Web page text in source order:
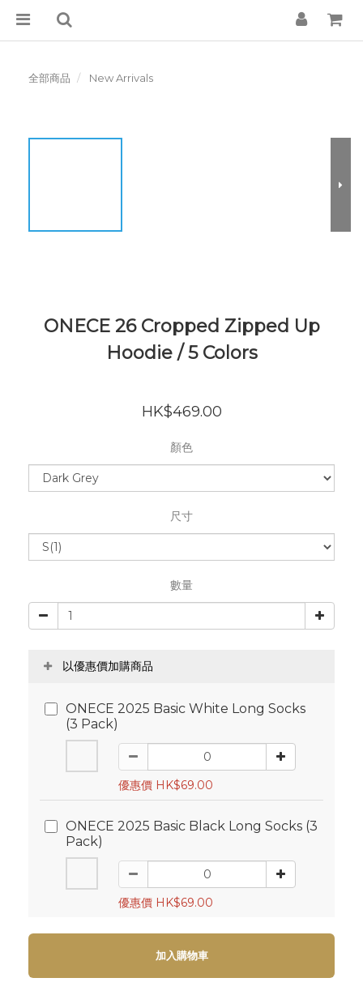
全部商品 New Arrivals
ONECE 26 Cropped Zipped Up
Hoodie / 5 Colors
HK$469.00
顏色
尺寸
數量
以優惠價加購商品
ONECE 2025 Basic White Long Socks
(3 Pack)
優惠價 HK$69.00
ONECE 2025 Basic Black Long Socks (3
Pack)
優惠價 HK$69.00
加入購物車